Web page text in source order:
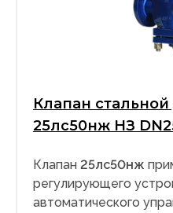
Клапан
25лс50нж НЗ
Клапан 25лс50нж
регулирующего
автоматического